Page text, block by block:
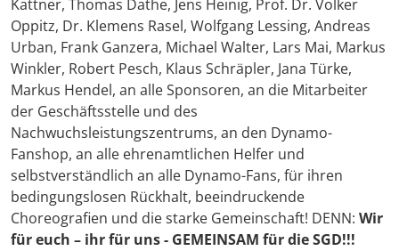
Kattner, Thomas Dathe, Jens Heinig, Prof. Dr. Volker
Oppitz, Dr. Klemens Rasel, Wolfgang Lessing, Andreas
Urban, Frank Ganzera, Michael Walter, Lars Mai, Markus
Winkler, Robert Pesch, Klaus Schräpler, Jana Türke,
Markus Hendel, an alle Sponsoren, an die Mitarbeiter
der Geschäftsstelle und des
Nachwuchsleistungszentrums, an den Dynamo-
Fanshop, an alle ehrenamtlichen Helfer und
selbstverständlich an alle Dynamo-Fans, für ihren
bedingungslosen Rückhalt, beeindruckende
Choreografien und die starke Gemeinschaft! DENN: Wir
für euch – ihr für uns - GEMEINSAM für die SGD!!!